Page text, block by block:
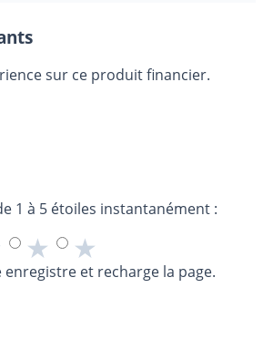
sur ce produit financier.
1 à 5 étoiles instantanément :
★ ★
enregistre et recharge la page.